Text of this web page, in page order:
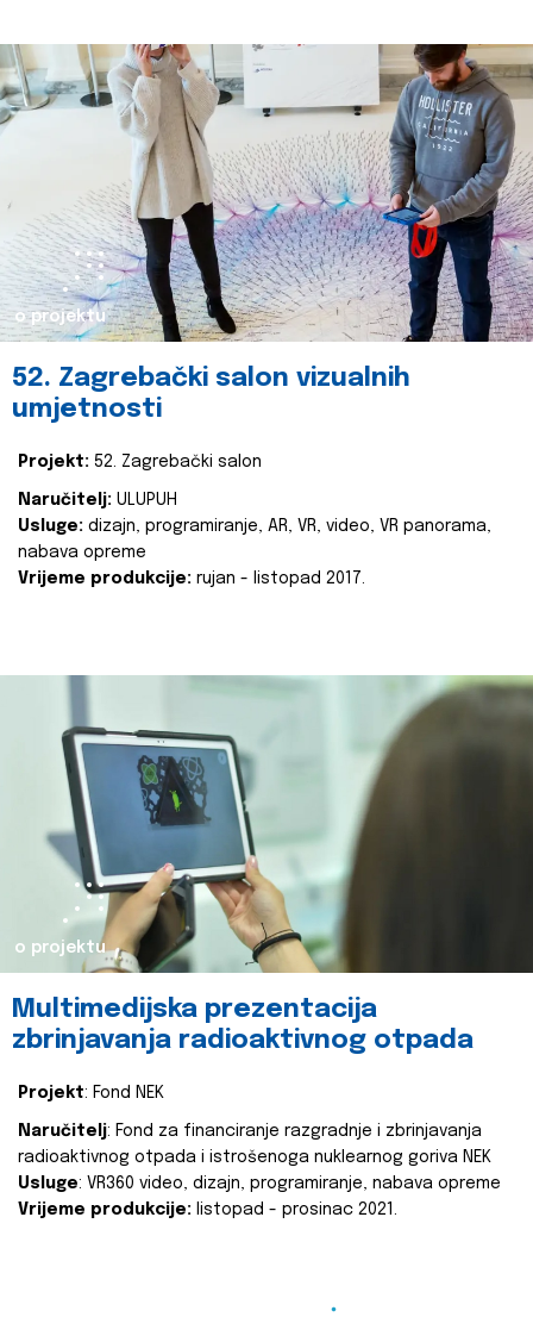
o projektu
52. Zagrebački salon vizualnih
umjetnosti
Projekt: 52. Zagrebački salon
Naručitelj: ULUPUH
Usluge: dizajn, programiranje, AR, VR, video, VR panorama,
nabava opreme
Vrijeme produkcije: rujan - listopad 2017.
o projektu
Multimedijska prezentacija
zbrinjavanja radioaktivnog otpada
Projekt: Fond NEK
Naručitelj: Fond za financiranje razgradnje i zbrinjavanja
radioaktivnog otpada i istrošenoga nuklearnog goriva NEK
Usluge: VR360 video, dizajn, programiranje, nabava opreme
Vrijeme produkcije: listopad - prosinac 2021.